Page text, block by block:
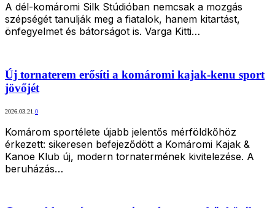
A dél-komáromi Silk Stúdióban nemcsak a mozgás
szépségét tanulják meg a fiatalok, hanem kitartást,
önfegyelmet és bátorságot is. Varga Kitti…
Új tornaterem erősíti a komáromi kajak-kenu sport
jövőjét
2026.03.21. 0
Komárom sportélete újabb jelentős mérföldkőhöz
érkezett: sikeresen befejeződött a Komáromi Kajak &
Kanoe Klub új, modern tornatermének kivitelezése. A
beruházás…